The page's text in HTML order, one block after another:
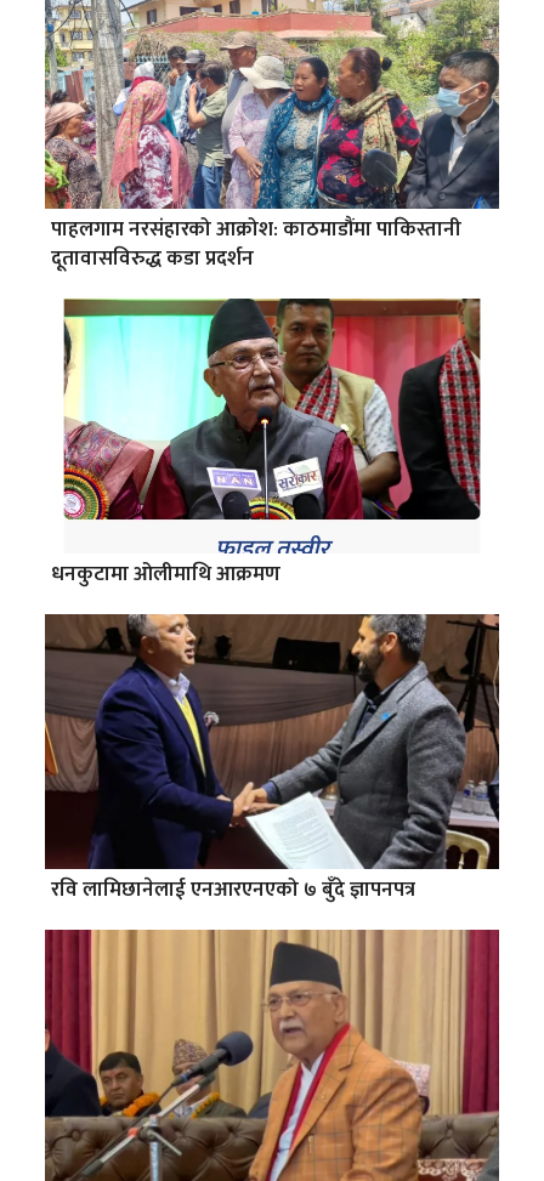
पाहलगाम नरसंहारको आक्रोश: काठमाडौंमा पाकिस्तानी
दूतावासविरुद्ध कडा प्रदर्शन
धनकुटामा ओलीमाथि आक्रमण
रवि लामिछानेलाई एनआरएनएको ७ बुँदे ज्ञापनपत्र